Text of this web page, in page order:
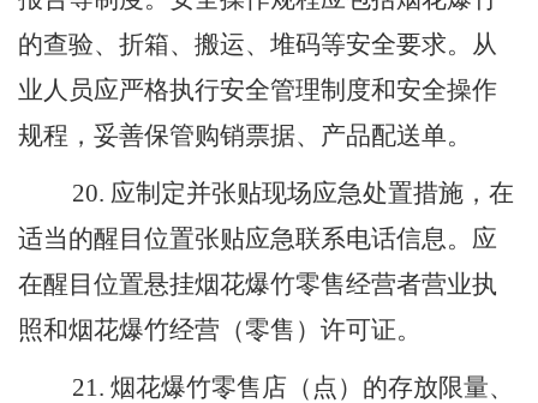
的查验、折箱、搬运、堆码等安全要求。从
业人员应严格执行安全管理制度和安全操作
规程，妥善保管购销票据、产品配送单。
20. 应制定并张贴现场应急处置措施，在
适当的醒目位置张贴应急联系电话信息。应
在醒目位置悬挂烟花爆竹零售经营者营业执
照和烟花爆竹经营（零售）许可证。
21. 烟花爆竹零售店（点）的存放限量、